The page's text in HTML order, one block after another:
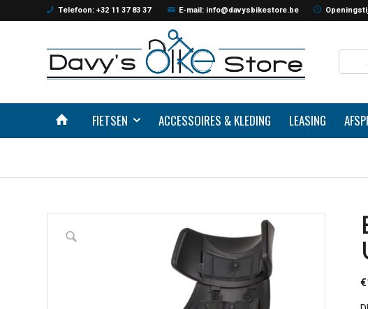
Telefoon: +32 11 37 83 37 E-mail: info@davysbikestore.be
FIETSEN ACCESSOIRES & KLEDING LEASING
€